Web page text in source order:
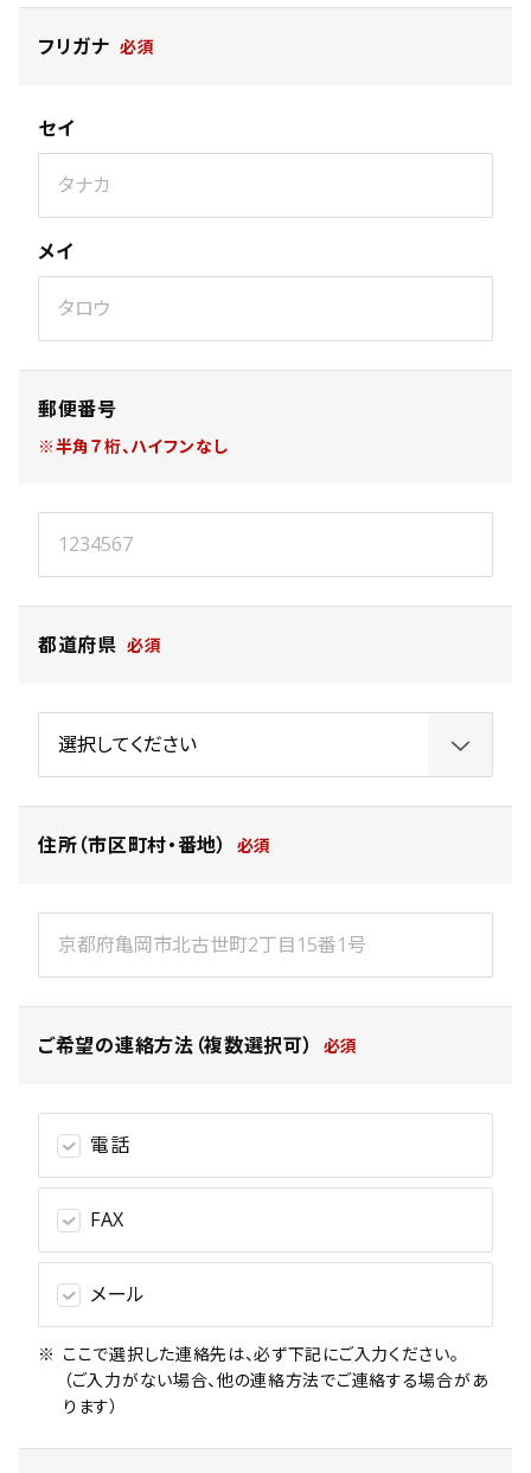
フリガナ
セイ
メイ
郵便番号
※半角７桁、ハイフンなし
都道府県
住所（市区町村・番地）
ご希望の連絡方法（複数選択可）
電話
FAX
メール
ここで選択した連絡先は、必ず下記にご入力ください。
（ご入力がない場合、他の連絡方法でご連絡する場合があ
ります）